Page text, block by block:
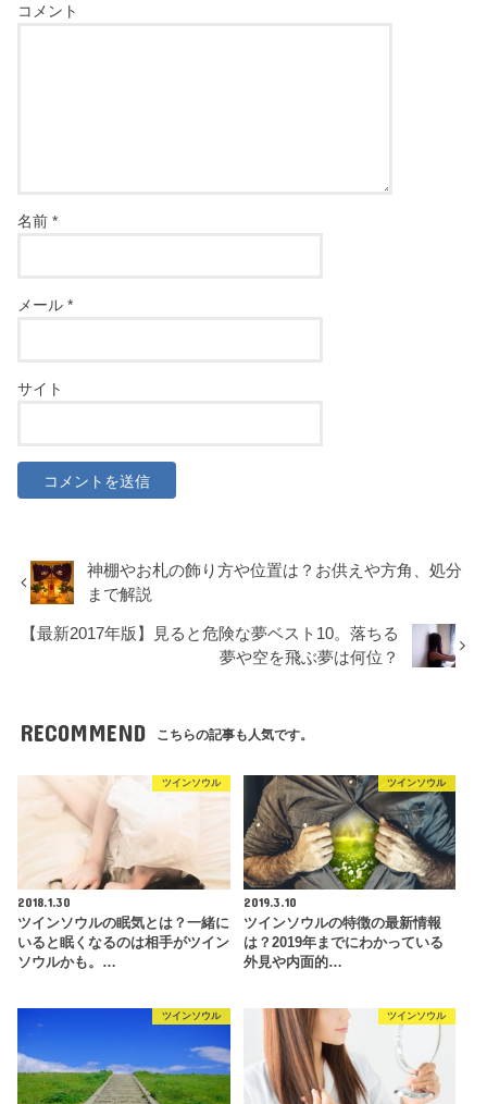
コメント
名前*
メール*
サイト
神棚やお札の飾り方や位置は？お供えや方角、処分
まで解説
【最新2017年版】見ると危険な夢ベスト10。落ちる
夢や空を飛ぶ夢は何位？
RECOMMEND こちらの記事も人気です。
ツインソウル
2018.1.30
ツインソウルの眠気とは？一緒に
いると眠くなるのは相手がツイン
ソウルかも。…
ツインソウル
2019.3.10
ツインソウルの特徴の最新情報
は？2019年までにわかっている
外見や内面的…
ツインソウル ツインソウル